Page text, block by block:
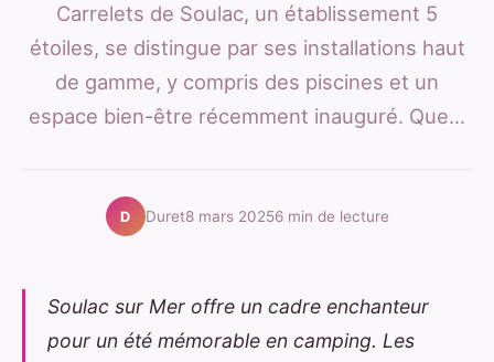
Carrelets de Soulac, un établissement 5
étoiles, se distingue par ses installations haut
de gamme, y compris des piscines et un
espace bien-être récemment inauguré. Que...
D Duret8 mars 20256 min de lecture
Soulac sur Mer offre un cadre enchanteur
pour un été mémorable en camping. Les